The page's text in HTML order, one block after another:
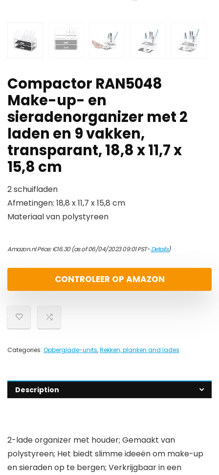
Compactor RAN5048
Make-up- en
sieradenorganizer met 2
laden en 9 vakken,
transparant, 18,8 x 11,7 x
15,8 cm
2 schuifladen
Afmetingen: 18,8 x 11,7 x 15,8 cm
Materiaal van polystyreen
Amazon.nl Price:€16.30(as of 06/04/2023 09:01 PST-Details)
CONTROLEER OP AMAZON
Categories: Opberglade-units,Rekken, planken and lades
Description
2-lade organizer met houder; Gemaakt van
polystyreen; Het biedt slimme ideeën om make-up
en sieraden op te bergen; Verkrijgbaar in een